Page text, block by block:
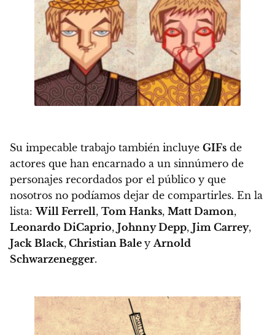
Su impecable trabajo también incluye GIFs de
actores que han encarnado a un sinnúmero de
personajes recordados por el público y que
nosotros no podíamos dejar de compartirles. En la
lista:Will Ferrell, Tom Hanks, Matt Damon,
Leonardo DiCaprio, Johnny Depp, Jim Carrey,
Jack Black, Christian Bale yArnold
Schwarzenegger.